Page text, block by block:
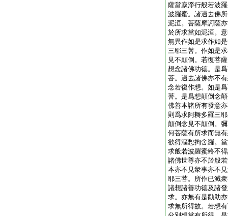
薩當寂淨行般若波
波羅蜜。諸過去佛
泥洹。菩薩摩訶薩
於所求當如泥洹。
無異作如是求作如
三耶三菩。作如是
見不顛倒。若復菩
想念諸佛功徳。是
菩。過去諸佛亦不
念若復作想。如是
菩。是爲想顛倒念
佛善本諸所有發意
則爲求阿耨多羅三
顛倒念見不顛倒。
何菩薩有所求而無
欲得漚惒拘舍羅。
求般若波羅蜜終不
諸佛世尊亦不於般
本亦不見衆事亦不
耶三菩。所作已滅
諸想諸善功徳及諸
求。亦無有是勸助
求無所得故。若想